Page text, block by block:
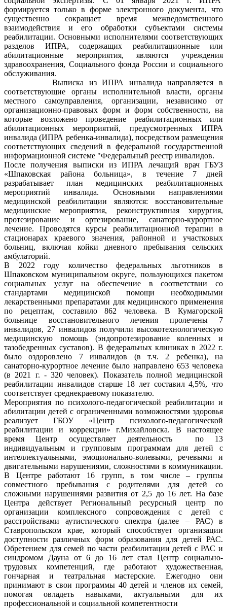
формируется только в форме электронного документа, что
существенно сокращает время межведомственного
взаимодействия и его обработки субъектами системы
реабилитации. Основными исполнителями соответствующих
разделов ИПРА, содержащих реабилитационные или
абилитационные мероприятия, являются учреждения
здравоохранения, Социального фонда России и социального
обслуживания.
Выписка из ИПРА инвалида направляется в
соответствующие органы исполнительной власти, органы
местного самоуправления, организации, независимо от
организационно-правовых форм и форм собственности, на
которые возложено проведение реабилитационных или
абилитационных мероприятий, предусмотренных ИПРА
инвалида (ИПРА ребенка-инвалида), посредством размещения
соответствующих сведений в федеральной государственной
информационной системе "Федеральный реестр инвалидов.
После получения выписки из ИПРА лечащий врач ГБУЗ
«Шпаковская района больница», в течение 7 дней
разрабатывает план медицинских реабилитационных
мероприятий инвалида. Основными направлениями
медицинской реабилитации являются: восстановительные
медицинские мероприятия, реконструктивная хирургия,
протезирование и ортезирование, санаторно-курортное
лечение. Проводятся курсы реабилитационной терапии в
стационарах краевого значения, районной и участковых
больниц, включая койки дневного пребывания сельских
амбулаторий.
В 2022 году количество федеральных льготников в
Шпаковском муниципальном округе, пользующихся пакетом
социальных услуг на обеспечение в соответствии со
стандартами медицинской помощи необходимыми
лекарственными препаратами для медицинского применения
по рецептам, составило 862 человека. В Кумагорской
больнице восстановительного лечения пролечены 7
инвалидов, 27 инвалидов получили высокотехнологическую
медицинскую помощь (эндопротезирование коленных и
тазобедренных суставов). В федеральных клиниках в 2022 г.
было оздоровлено 7 инвалидов (в т.ч. 2 ребенка), на
санаторно-курортное лечение было направлено 653 человека
(в 2021 г. - 320 человек). Показатель полной медицинской
реабилитации инвалидов старше 18 лет составил 4,5%, что
соответствует среднекраевому показателю.
Мероприятия по психолого-педагогической реабилитации и
абилитации детей с ограниченными возможностями здоровья
реализует ГБОУ «Центр психолого-педагогической
реабилитации и коррекции» г.Михайловска. В настоящее
время Центр осуществляет деятельность по 13
индивидуальным и групповым программам для детей с
интеллектуальными, эмоционально-волевыми, речевыми и
двигательными нарушениями, сложностями в коммуникации.
В Центре работают 16 групп, в том числе – группы
совместного пребывания с родителями для детей со
сложными нарушениями развития от 2,5 до 16 лет. На базе
Центра действует Региональный ресурсный центр по
организации комплексного сопровождения с детей с
расстройствами аутистического спектра (далее – РАС) в
Ставропольском крае, который способствует организации
доступности различных форм образования для детей РАС.
Обретением для семей по части реабилитации детей с РАС и
синдромом Дауна от 6 до 16 лет стал Центр социально-
трудовых компетенций, где работают художественная,
гончарная и театральная мастерские. Ежегодно они
принимают в свои программы 40 детей и членов их семей,
помогая овладеть навыками, актуальными для их
профессиональной и социальной компетентности